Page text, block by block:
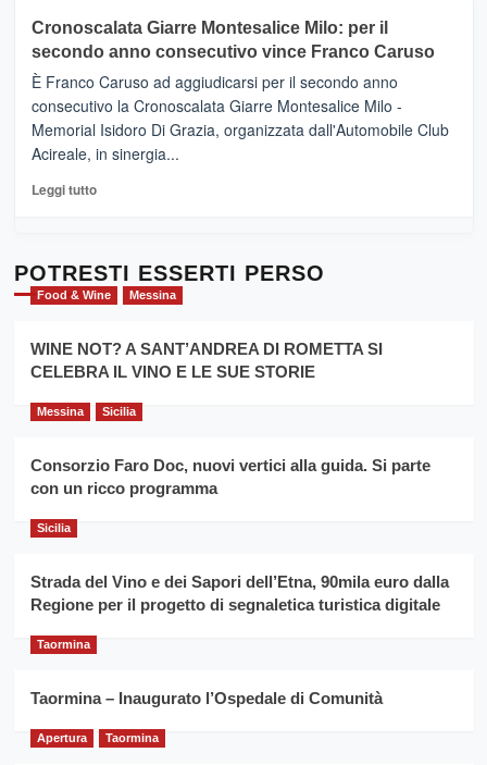
tra
sapori
vicoli
medievali
Mondello
(Palermo)
–
“E
adesso
Pasta
–
Sicilia
l’
evento
per
la
filiera
grano
Cronoscalata Giarre Montesalice Milo: per il
secondo anno consecutivo vince Franco Caruso
È Franco Caruso ad aggiudicarsi per il secondo anno
consecutivo la Cronoscalata Giarre Montesalice Milo -
Memorial Isidoro Di Grazia, organizzata dall'Automobile Club
Acireale, in sinergia...
Leggi tuttoLeggi
Cronoscalata
Giarre
Montesalice
per
il
anno
Franco
Caruso
POTRESTI ESSERTI PERSO
Food & Wine Messina
WINE NOT? A SANT’ANDREA DI ROMETTA SI
CELEBRA IL VINO E LE SUE STORIE
Messina Sicilia
Consorzio Faro Doc, nuovi vertici alla guida. Si parte
con un ricco programma
Sicilia
Strada del Vino e dei Sapori dell’Etna, 90mila euro dalla
Regione per il progetto di segnaletica turistica digitale
Taormina
Taormina – Inaugurato l’Ospedale di Comunità
Apertura Taormina